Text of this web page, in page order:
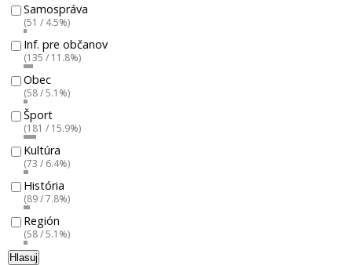
Samospráva
(51 / 4.5%)
Inf. pre občanov
(135 / 11.8%)
Obec
(58 / 5.1%)
Šport
(181 / 15.9%)
Kultúra
(73 / 6.4%)
História
(89 / 7.8%)
Región
(58 / 5.1%)
Hlasuj